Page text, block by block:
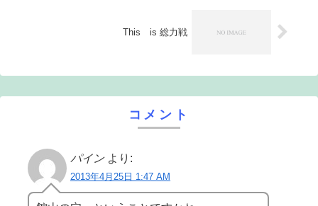
This is 総力戦
コメント
パイン より:
2013年4月25日 1:47 AM